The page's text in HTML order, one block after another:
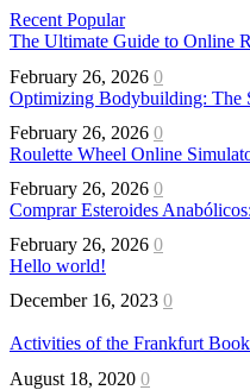
RecentPopular
The Ultimate Guide to Online
February 26, 2026 0
Optimizing Bodybuilding: The
February 26, 2026 0
Roulette Wheel Online
February 26, 2026 0
Comprar Esteroides
February 26, 2026 0
Hello world!
December 16, 2023 0
Activities of the Frankfurt
August 18, 2020 0